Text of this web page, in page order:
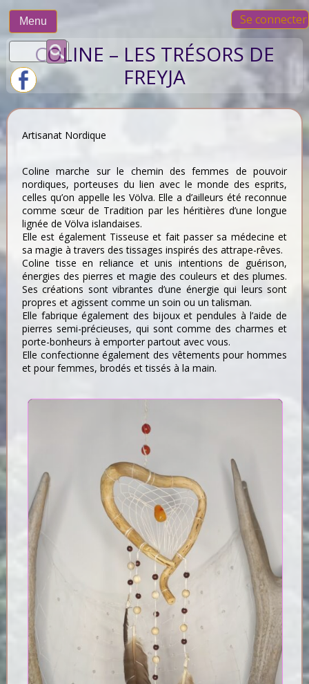
Menu
to
Se connecter
Rechercher :COLINE – LES TRÉSORS DE
FREYJA
Artisanat Nordique
Coline marche sur le chemin des femmes de pouvoir
nordiques, porteuses du lien avec le monde des esprits,
celles qu’on appelle les Völva. Elle a d’ailleurs été reconnue
comme sœur de Tradition par les héritières d’une longue
lignée de Völva islandaises.
Elle est également Tisseuse et fait passer sa médecine et
sa magie à travers des tissages inspirés des attrape-rêves.
Coline tisse en reliance et unis intentions de guérison,
énergies des pierres et magie des couleurs et des plumes.
Ses créations sont vibrantes d’une énergie qui leurs sont
propres et agissent comme un soin ou un talisman.
Elle fabrique également des bijoux et pendules à l’aide de
pierres semi-précieuses, qui sont comme des charmes et
porte-bonheurs à emporter partout avec vous.
Elle confectionne également des vêtements pour hommes
et pour femmes, brodés et tissés à la main.